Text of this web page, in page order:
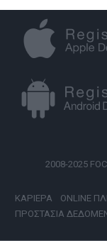
2008-2025
ΚΑΡΙΕΡΑ ONLINE
ΠΡΟΣΤΑΣΙΑ